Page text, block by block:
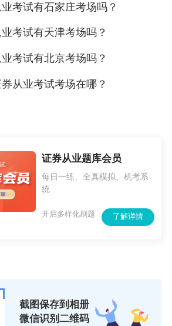
考试有石家庄考场吗？
考试有天津考场吗？
考试有北京考场吗？
从业考试考场在哪？
证券从业题库会员
每日一练、全真模拟、机考系
统
了解详情
开启多样化刷题
截图保存到相册
微信识别二维码